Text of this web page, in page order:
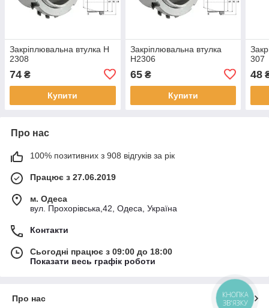
Закріплювальна втулка H
2308
74 ₴
Купити
Закріплювальна втулка
H2306
65₴
Купити
307
48
Про нас
100% позитивних з 908 відгуків за рік
Працює з 27.06.2019
м. Одеса
вул. Прохорівська,42, Одеса, Україна
Контакти
Сьогодні працює з 09:00 до 18:00
Показати весь графік роботи
Про нас
КНОПКА
ЗВ'ЯЗКУ